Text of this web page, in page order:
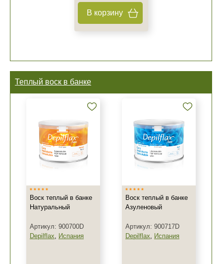
В корзину
Теплый воск в банке
Воск теплый в банке
Натуральный
Артикул: 900700D
Depilflax, Испания
Воск теплый в банке
Азуленовый
Артикул: 900717D
Depilflax, Испания